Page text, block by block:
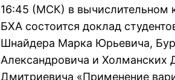
16:45 (МСК) в вычислительном
БХА состоится доклад
Шнайдера Марка Юрьевича,
Александровича и Холманских
Дмитриевича «Применение